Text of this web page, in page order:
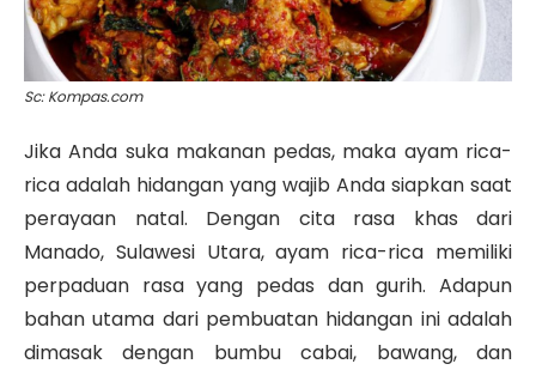
Sc: Kompas.com
Jika Anda suka makanan pedas, maka ayam rica-
rica adalah hidangan yang wajib Anda siapkan saat
perayaan natal. Dengan cita rasa khas dari
Manado, Sulawesi Utara, ayam rica-rica memiliki
perpaduan rasa yang pedas dan gurih. Adapun
bahan utama dari pembuatan hidangan ini adalah
dimasak dengan bumbu cabai, bawang, dan